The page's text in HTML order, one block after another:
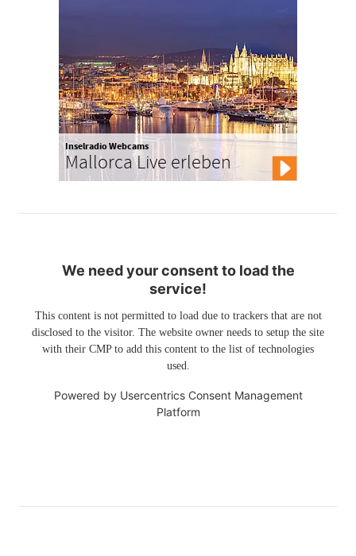
Inselradio Webcams
Mallorca Live erleben
We need your consent to load the
service!
This content is not permitted to load due to trackers that are not
disclosed to the visitor. The website owner needs to setup the site
with their CMP to add this content to the list of technologies
used.
Powered by Usercentrics Consent Management
Platform